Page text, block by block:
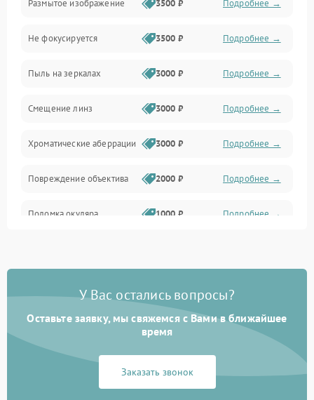
Электропитание
Наведение
Аксессуары
Размытое изображение 3500 ₽ Подробнее →
Не фокусируется 3500 ₽ Подробнее →
Пыль на зеркалах 3000 ₽ Подробнее →
Смещение линз 3000 ₽ Подробнее →
Хроматические аберрации 3000 ₽ Подробнее →
Повреждение объектива 2000 ₽ Подробнее →
Поломка окуляра 1000 ₽ Подробнее →
У Вас остались вопросы?
Оставьте заявку, мы свяжемся с Вами в ближайшее
время
Заказать звонок